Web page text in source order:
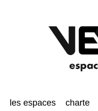
les espaces charte